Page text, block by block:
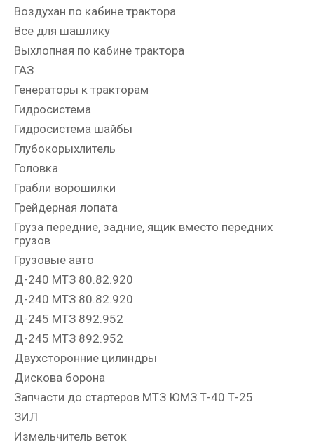
Воздухан по кабине трактора
Все для шашлику
Выхлопная по кабине трактора
ГАЗ
Генераторы к тракторам
Гидросистема
Гидросистема шайбы
Глубокорыхлитель
Головка
Грабли ворошилки
Грейдерная лопата
Груза передние, задние, ящик вместо передних
грузов
Грузовые авто
Д-240 МТЗ 80.82.920
Д-240 МТЗ 80.82.920
Д-245 МТЗ 892.952
Д-245 МТЗ 892.952
Двухсторонние цилиндры
Дискова борона
Запчасти до стартеров МТЗ ЮМЗ Т-40 Т-25
ЗИЛ
Измельчитель веток